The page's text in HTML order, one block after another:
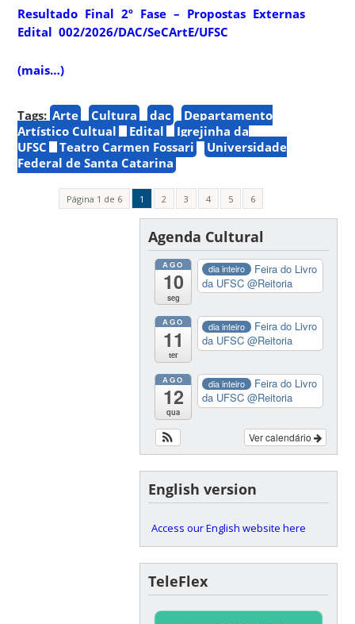
Resultado Final 2º Fase – Propostas Externas
Edital 002/2026/DAC/SeCArtE/UFSC
(mais…)
Tags: Arte Cultura dac
Departamento
Artístico Cultual
Edital
Igrejinha da
UFSC
Teatro Carmen Fossari
Universidade
Federal de Santa Catarina
Página 1 de 6 1 2 3 4 5 6
Agenda Cultural
AGO
10
seg
dia inteiro
Feira do Livro
da UFSC@Reitoria
AGO
11
ter
dia inteiro
Feira do Livro
da UFSC@Reitoria
AGO
12
qua
dia inteiro
Feira do Livro
da UFSC@Reitoria
Ver calendário
English version
Access our English website here
TeleFlex